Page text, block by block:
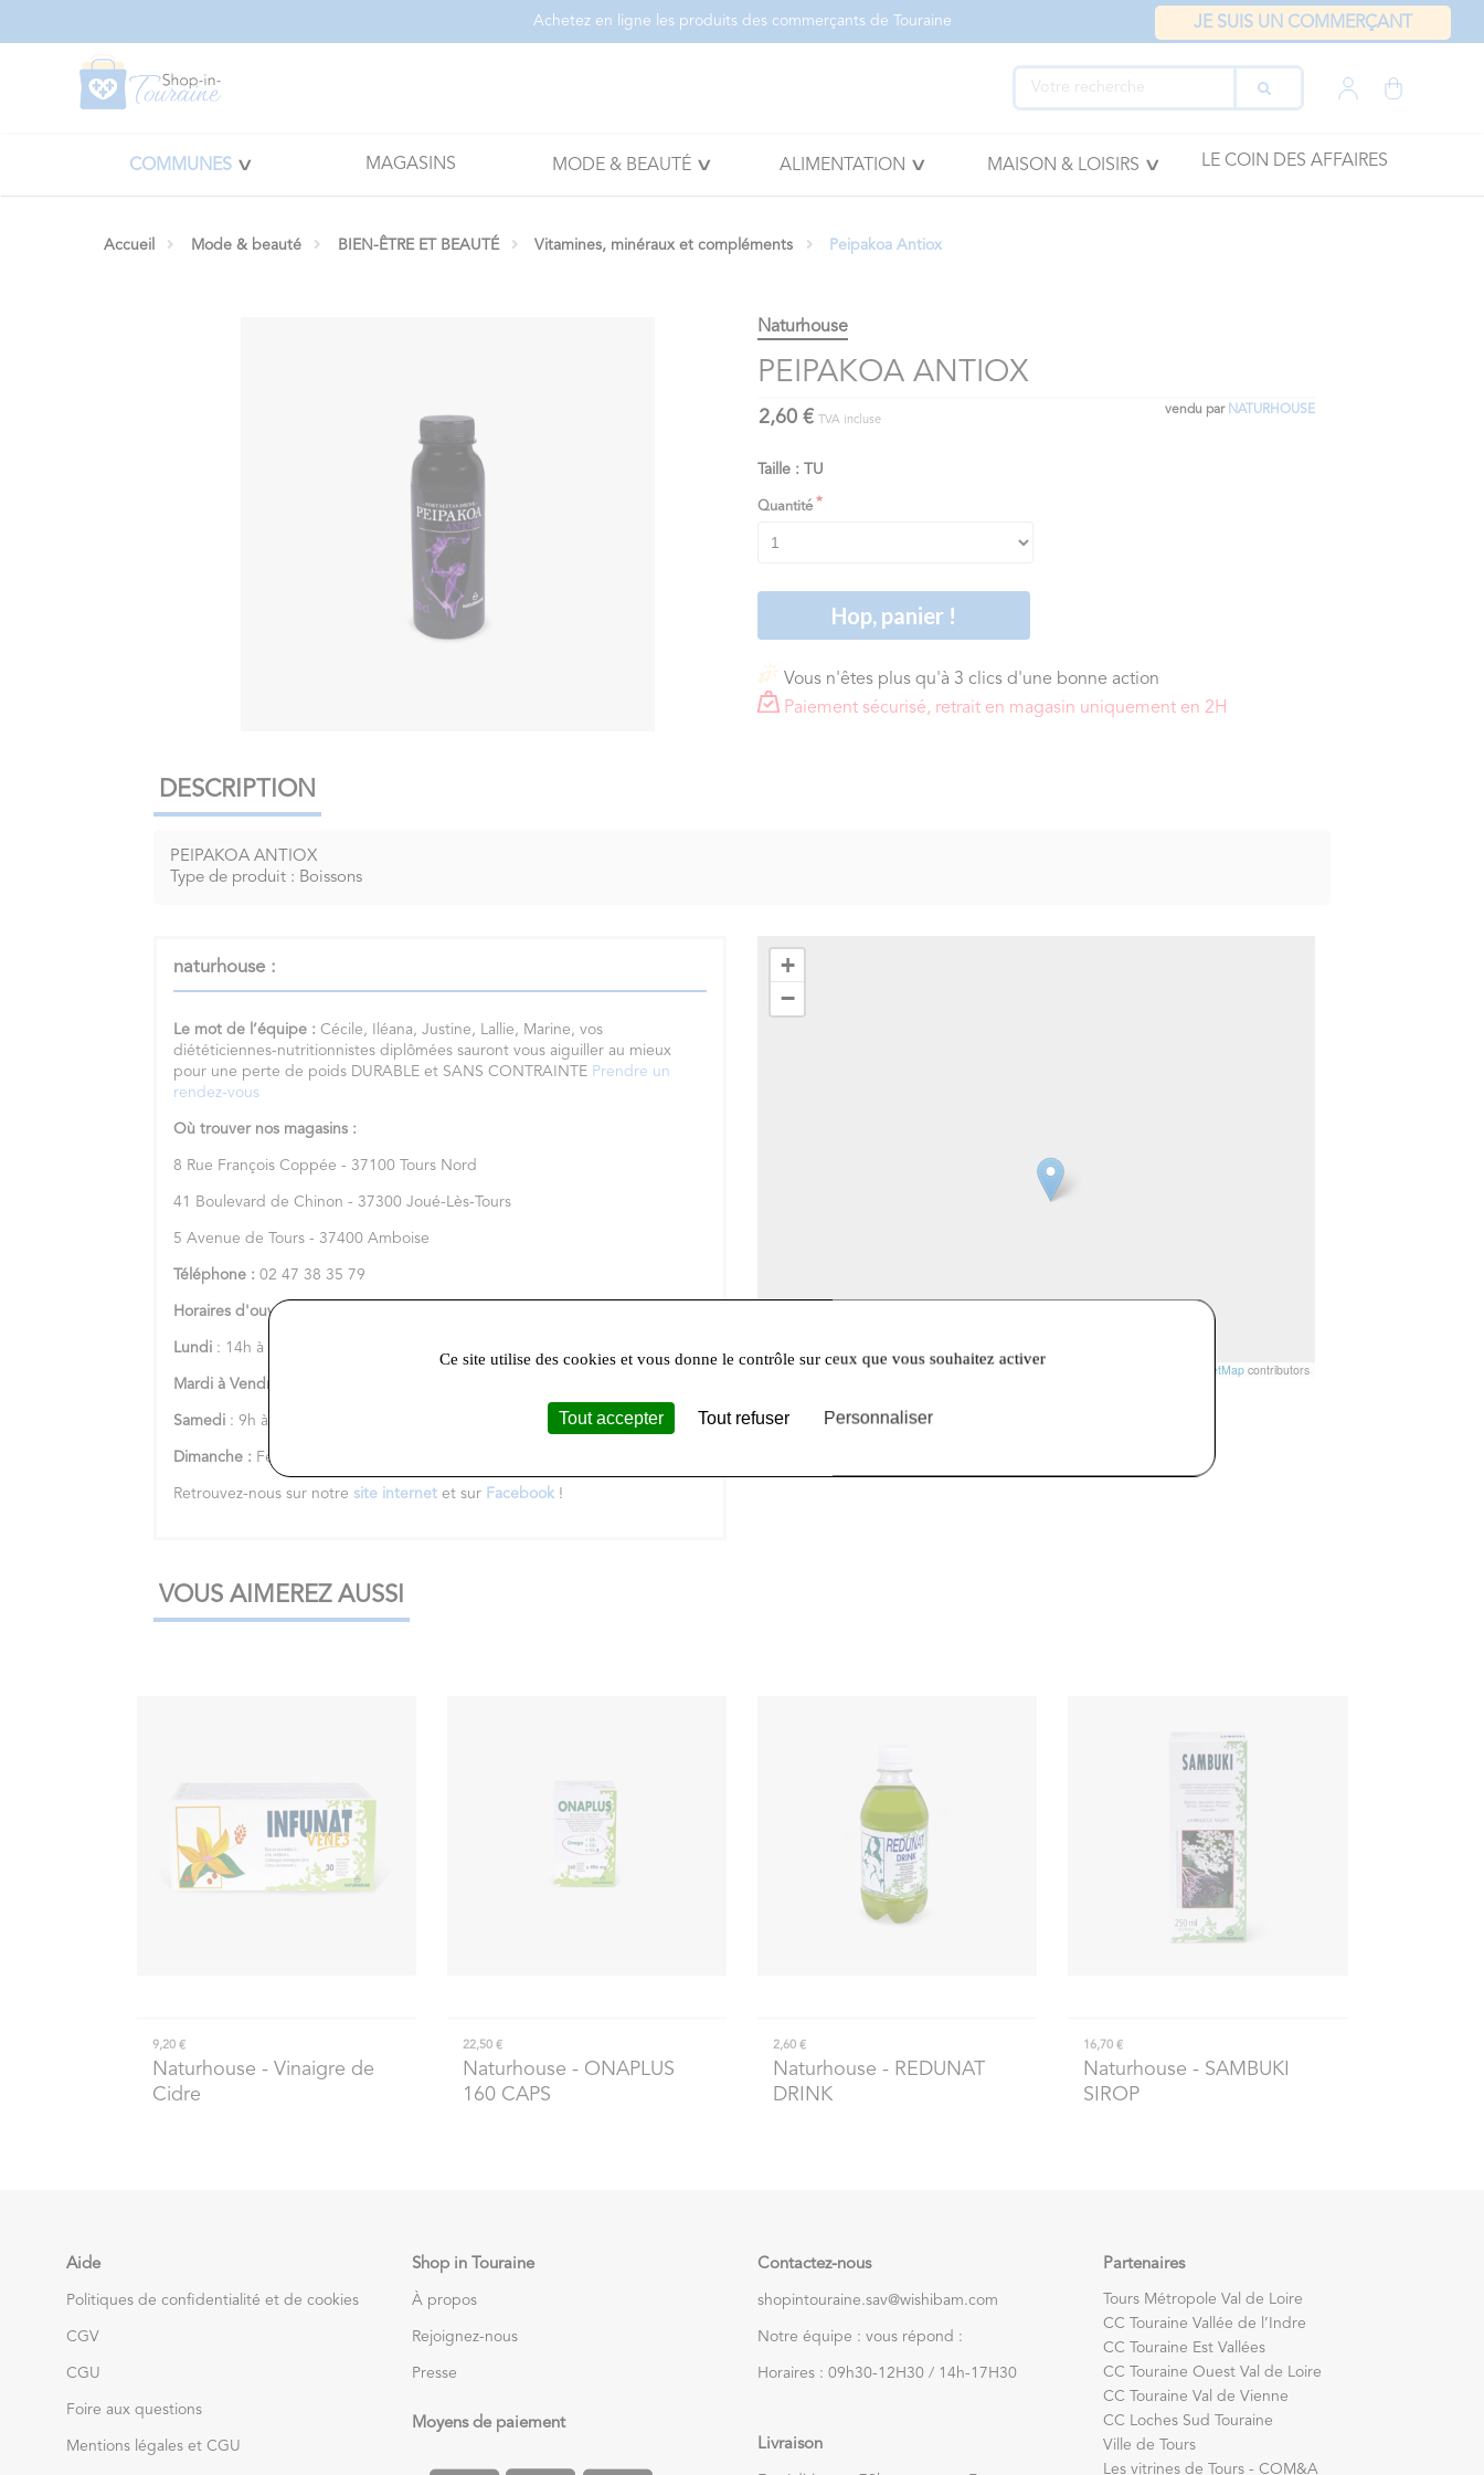
Achetez en ligne les produits des commerçants de Touraine JE SUIS UN COMMERÇANT
COMMUNES MAGASINS MODE & BEAUTÉ ALIMENTATION MAISON & LOISIRS LE COIN DES AFFAIRES
Accueil Mode & beauté BIEN-ÊTRE ET BEAUTÉ Vitamines, minéraux et compléments Peipakoa Antiox
Naturhouse
PEIPAKOA ANTIOX
vendu par NATURHOUSE
2,60 € TVA incluse
Taille : TU
Quantité
Hop, panier !
Vous n'êtes plus qu'à 3 clics d'une bonne action
Paiement sécurisé, retrait en magasin uniquement en 2H
DESCRIPTION
PEIPAKOA ANTIOX
Type de produit : Boissons
naturhouse :
Le mot de l’équipe : Cécile, Iléana, Justine, Lallie, Marine, vos
diététiciennes-nutritionnistes diplômées sauront vous aiguiller au mieux
pour une perte de poids DURABLE et SANS CONTRAINTE Prendre un
rendez-vous
Où trouver nos magasins :
8 Rue François Coppée - 37100 Tours Nord
41 Boulevard de Chinon - 37300 Joué-Lès-Tours
5 Avenue de Tours - 37400 Amboise
Téléphone :02 47 38 35 79
Horaires d'ouverture :
Lundi : 14h à 18h
Mardi à Vendredi
Samedi : 9h à 13h
Dimanche : Fermé
Retrouvez-nous sur notresite internet et sur Facebook !
+
−
Leaflet |© Openstreetmap France | © OpenStreetMapcontributors
VOUS AIMEREZ AUSSI
9,20 €
Naturhouse - Vinaigre de
Cidre
22,50 €
Naturhouse - ONAPLUS
160 CAPS
2,60 €
Naturhouse - REDUNAT
DRINK
16,70 €
Naturhouse - SAMBUKI
SIROP
Aide
Politiques de confidentialité et de cookies
CGV
CGU
Foire aux questions
Mentions légales et CGU
Shop in Touraine
À propos
Rejoignez-nous
Presse
Moyens de paiement
Contactez-nous
shopintouraine.sav@wishibam.com
Notre équipe : vous répond :
Horaires : 09h30-12H30 / 14h-17H30
Livraison
Partenaires
Tours Métropole Val de Loire
CC Touraine Vallée de l’Indre
CC Touraine Est Vallées
CC Touraine Ouest Val de Loire
CC Touraine Val de Vienne
CC Loches Sud Touraine
Ville de Tours
Les vitrines de Tours - COM&A
Ce site utilise des cookies et vous donne le contrôle sur ceux que vous souhaitez activer
Tout accepter Tout refuser Personnaliser